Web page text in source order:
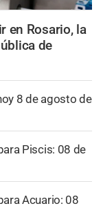
en Rosario, la
de
8 de agosto de
Piscis: 08 de
Acuario: 08